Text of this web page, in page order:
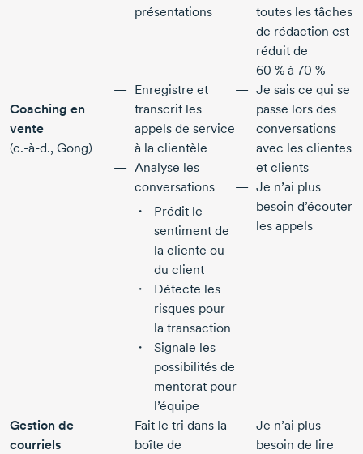
présentations
toutes les tâches
de rédaction est
réduit de
60 % à 70 %
Coaching en
vente
(c.-à-d., Gong)
Enregistre et
transcrit les
appels de service
à la clientèle
Analyse les
conversations
Prédit le
sentiment de
la cliente ou
du client
Détecte les
risques pour
la transaction
Signale les
possibilités de
mentorat pour
l’équipe
Je sais ce qui se
passe lors des
conversations
avec les clientes
et clients
Je n’ai plus
besoin d’écouter
les appels
Gestion de
courriels
Fait le tri dans la
boîte de
Je n’ai plus
besoin de lire